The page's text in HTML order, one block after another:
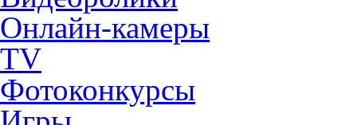
Онлайн-камеры
TV
Фотоконкурсы